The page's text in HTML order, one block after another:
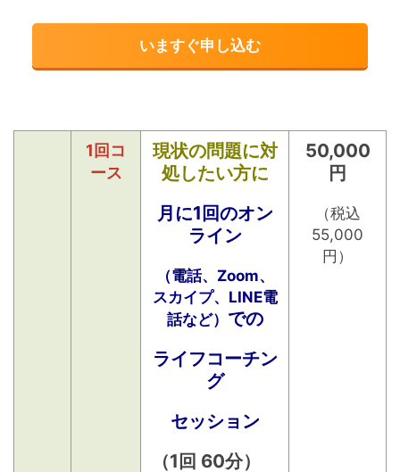
いますぐ申し込む
1回コ
ース
現状の問題に対
処したい方に
月に1回のオン
ライン
（電話、Zoom、
スカイプ、LINE電
話など） での
ライフコーチン
グ
セッション
（1回 60分）
50,000
円
（税込
55,000
円）